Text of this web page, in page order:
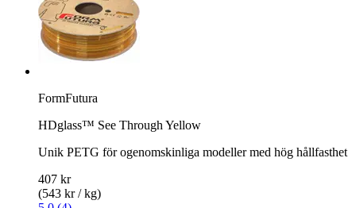
FormFutura
HDglass™ See Through Yellow
Unik PETG för ogenomskinliga modeller med hög hållfasthet
407 kr
(543 kr / kg)